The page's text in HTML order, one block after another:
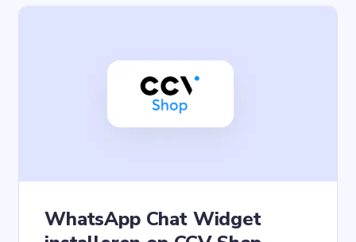
WhatsApp Chat Widget